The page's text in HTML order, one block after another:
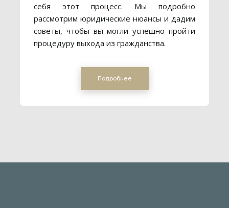
себя этот процесс. Мы подробно
рассмотрим юридические нюансы и дадим
советы, чтобы вы могли успешно пройти
процедуру выхода из гражданства.
Подробнее